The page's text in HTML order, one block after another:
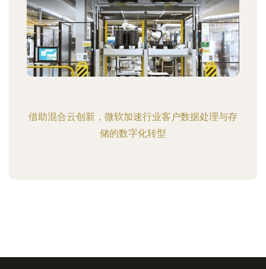
借助混合云创新，微软加速行业客户数据处理与存
储的数字化转型